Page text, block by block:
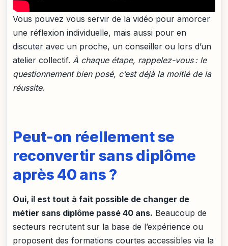
Vous pouvez vous servir de la vidéo pour amorcer
une réflexion individuelle, mais aussi pour en
discuter avec un proche, un conseiller ou lors d’un
atelier collectif. À chaque étape, rappelez-vous : le
questionnement bien posé, c’est déjà la moitié de la
réussite.
Peut-on réellement se
reconvertir sans diplôme
après 40 ans ?
Oui, il est tout à fait possible de changer de
métier sans diplôme passé 40 ans. Beaucoup de
secteurs recrutent sur la base de l’expérience ou
proposent des formations courtes accessibles via la